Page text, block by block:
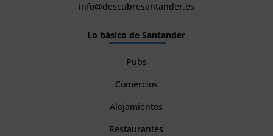
info@descubresantander.es
Lo básico de Santander
Pubs
Comercios
Alojamientos
Restaurantes